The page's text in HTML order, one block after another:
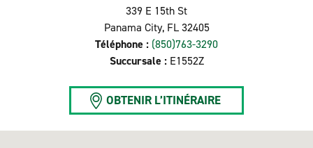
339 E 15th St
Panama City, FL 32405
Téléphone : (850)763-3290
Succursale : E1552Z
OBTENIR L’ITINÉRAIRE